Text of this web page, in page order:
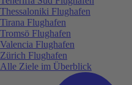
Thessaloniki Flughafen
Tirana Flughafen
Tromsö Flughafen
Valencia Flughafen
Zürich Flughafen
Alle Ziele im Überblick